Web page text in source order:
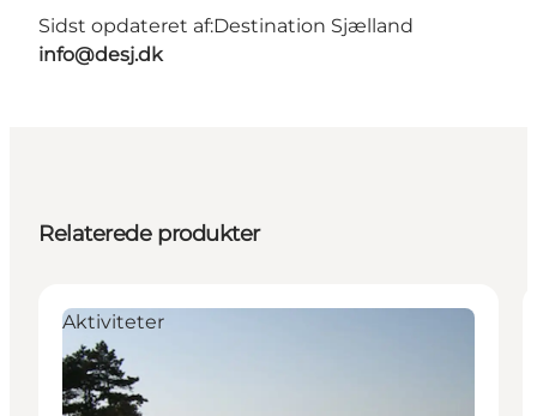
Sidst opdateret af:Destination Sjælland
info@desj.dk
Relaterede produkter
Aktiviteter